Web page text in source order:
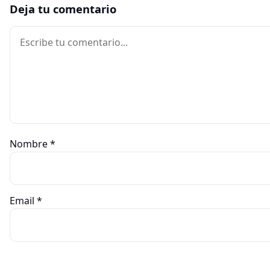
Deja tu comentario
Comentario
Nombre*
Email *